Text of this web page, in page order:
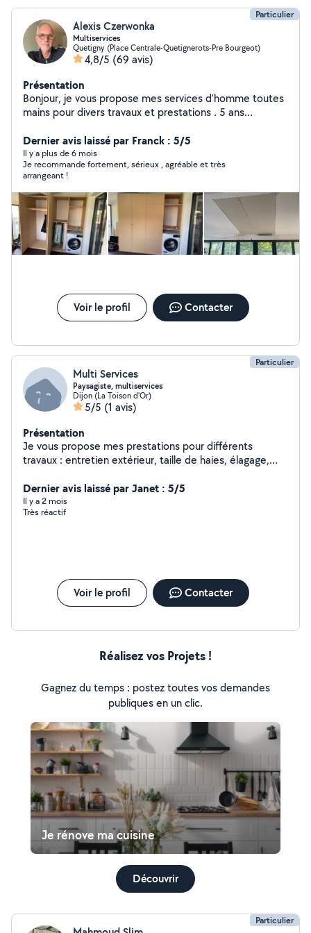
Particulier
Alexis Czerwonka
Multiservices
Quetigny (Place Centrale-Quetignerots-Pre Bourgeot)
4,8/5 (69 avis)
Présentation
Bonjour, je vous propose mes services d'homme toutes
mains pour divers travaux et prestations . 5 ans
retours clients grâce a mon sérieux et ma rigueur du
travail bien fait. N'hésitez pas a me contacter si besoins
Alexis
Dernier avis laissé par Franck : 5/5
Il y a plus de 6 mois
Je recommande fortement, sérieux , agréable et très
arrangeant !
Voir le profil Contacter
Particulier
Multi Services
Paysagiste, multiservices
Dijon (La Toison d'Or)
5/5 (1 avis)
Présentation
Je vous propose mes prestations pour différents
travaux : entretien extérieur, taille de haies, élagage,
déménagement, évacuation de déchets,... Travail
sérieux, soigné et minutieux.
Dernier avis laissé par Janet : 5/5
Il y a 2 mois
Très réactif
Voir le profil Contacter
Réalisez vos Projets !
Gagnez du temps : postez toutes vos demandes
publiques en un clic.
Je rénove ma cuisine
Découvrir
Particulier